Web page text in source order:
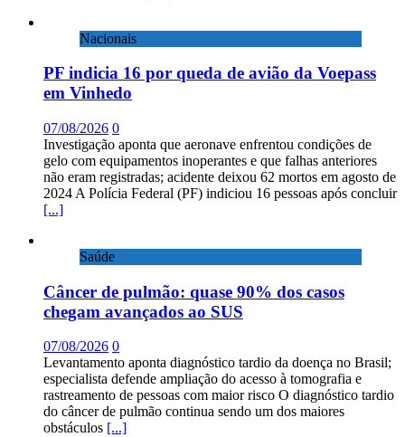
Nacionais
PF indicia 16 por queda de avião da Voepass
em Vinhedo
07/08/2026 0
Investigação aponta que aeronave enfrentou condições de
gelo com equipamentos inoperantes e que falhas anteriores
não eram registradas; acidente deixou 62 mortos em agosto de
2024 A Polícia Federal (PF) indiciou 16 pessoas após concluir
[...]
Saúde
Câncer de pulmão: quase 90% dos casos
chegam avançados ao SUS
07/08/2026 0
Levantamento aponta diagnóstico tardio da doença no Brasil;
especialista defende ampliação do acesso à tomografia e
rastreamento de pessoas com maior risco O diagnóstico tardio
do câncer de pulmão continua sendo um dos maiores
obstáculos [...]